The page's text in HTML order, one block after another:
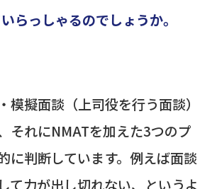
らっしゃるのでしょうか。
模擬面談（上司役を行う面談）
それにNMATを加えた3つのプ
に判断しています。例えば面談
て力が出し切れない、というよ